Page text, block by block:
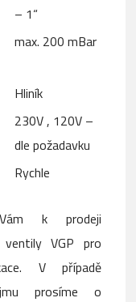
– 1“
max. 200 mBar
Hliník
230V , 120V –
dle požadavku
Rychle
k prodeji
ventily VGP pro
V případě
prosíme o